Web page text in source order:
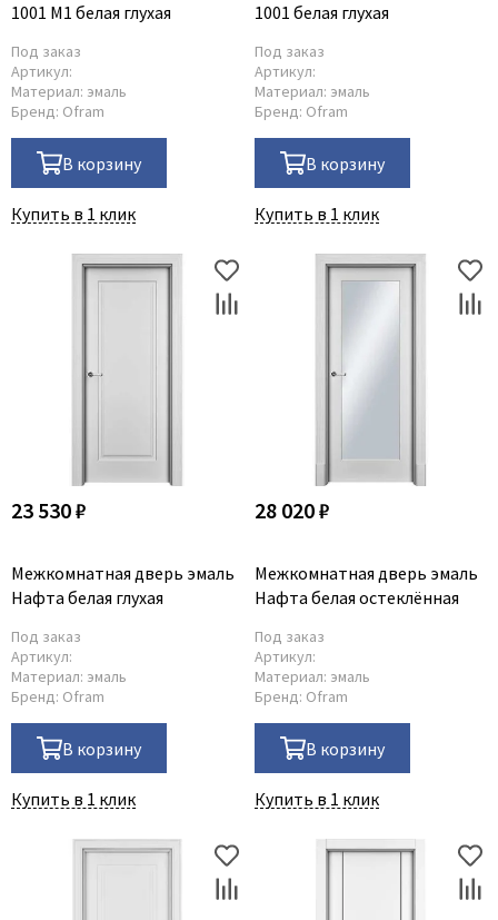
1001 M1 белая глухая
Под заказ
Артикул:
Материал: эмаль
Бренд: Ofram
В корзину
Купить в 1 клик
1001 белая глухая
Под заказ
Артикул:
Материал: эмаль
Бренд: Ofram
В корзину
Купить в 1 клик
23 530 ₽
Межкомнатная дверь эмаль
Нафта белая глухая
Под заказ
Артикул:
Материал: эмаль
Бренд: Ofram
В корзину
Купить в 1 клик
28 020 ₽
Межкомнатная дверь эмаль
Нафта белая остеклённая
Под заказ
Артикул:
Материал: эмаль
Бренд: Ofram
В корзину
Купить в 1 клик